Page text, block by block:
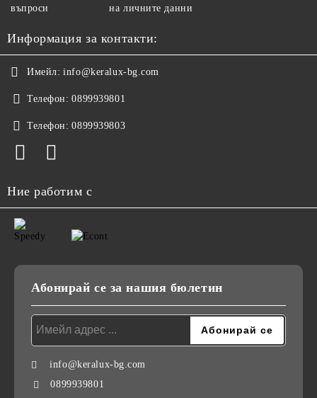
въпроси
на личните данни
Информация за контакти:
Имейл: info@keralux-bg.com
Телефон: 0899939801
Телефон: 0899939803
Ние работим с
Абонирай се за нашия бюлетин
info@keralux-bg.com
0899939801